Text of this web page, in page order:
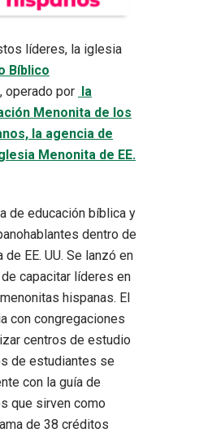
líderes, la iglesia
Bíblico
operado por
la
Menonita de los
la agencia de
Menonita de EE.
de educación bíblica y
dentro de
EE. UU. Se lanzó en
capacitar líderes en
hispanas. El
con congregaciones
centros de estudio
de estudiantes se
con la guía de
que sirven como
de 38 créditos